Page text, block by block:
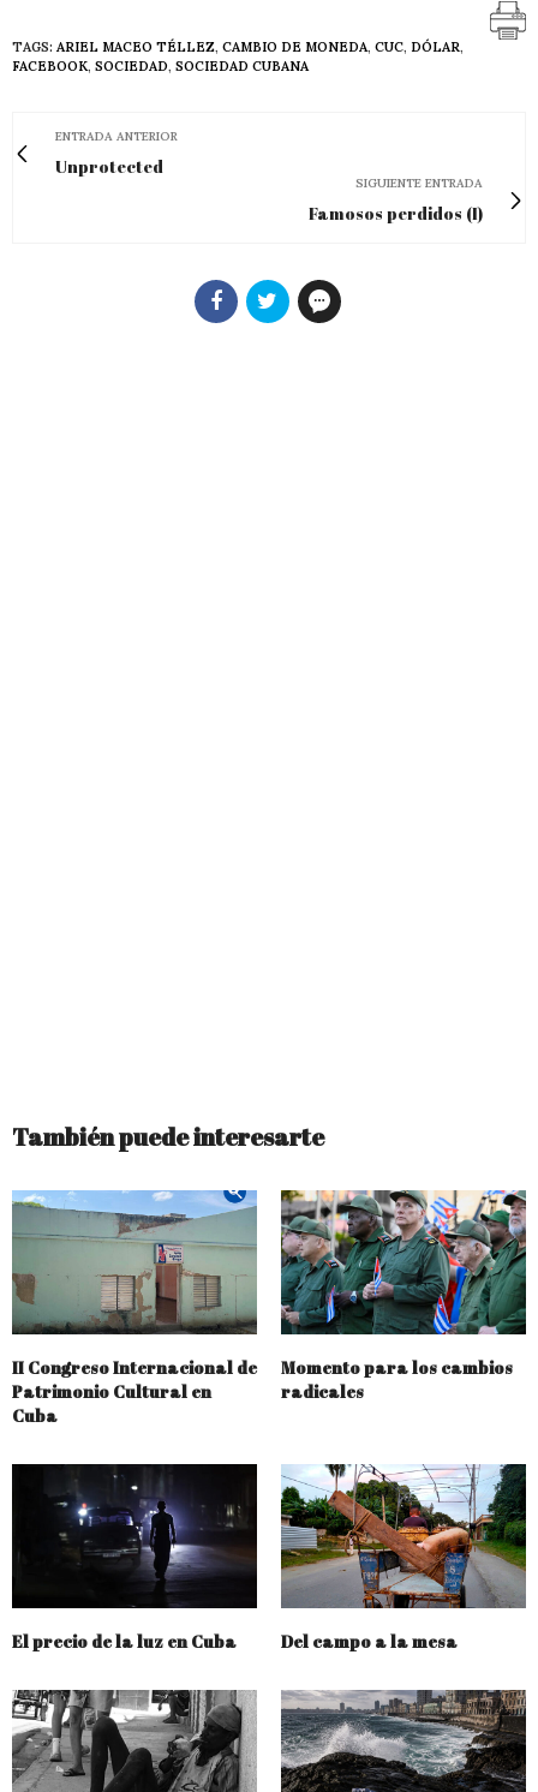
TAGS: ARIEL MACEO TÉLLEZ, CAMBIO DE MONEDA, CUC, DÓLAR,
FACEBOOK, SOCIEDAD, SOCIEDAD CUBANA
ENTRADA ANTERIOR
Unprotected
SIGUIENTE ENTRADA
Famosos perdidos (I)
También puede interesarte
II Congreso Internacional de
Patrimonio Cultural en
Cuba
Momento para los cambios
radicales
El precio de la luz en Cuba Del campo a la mesa